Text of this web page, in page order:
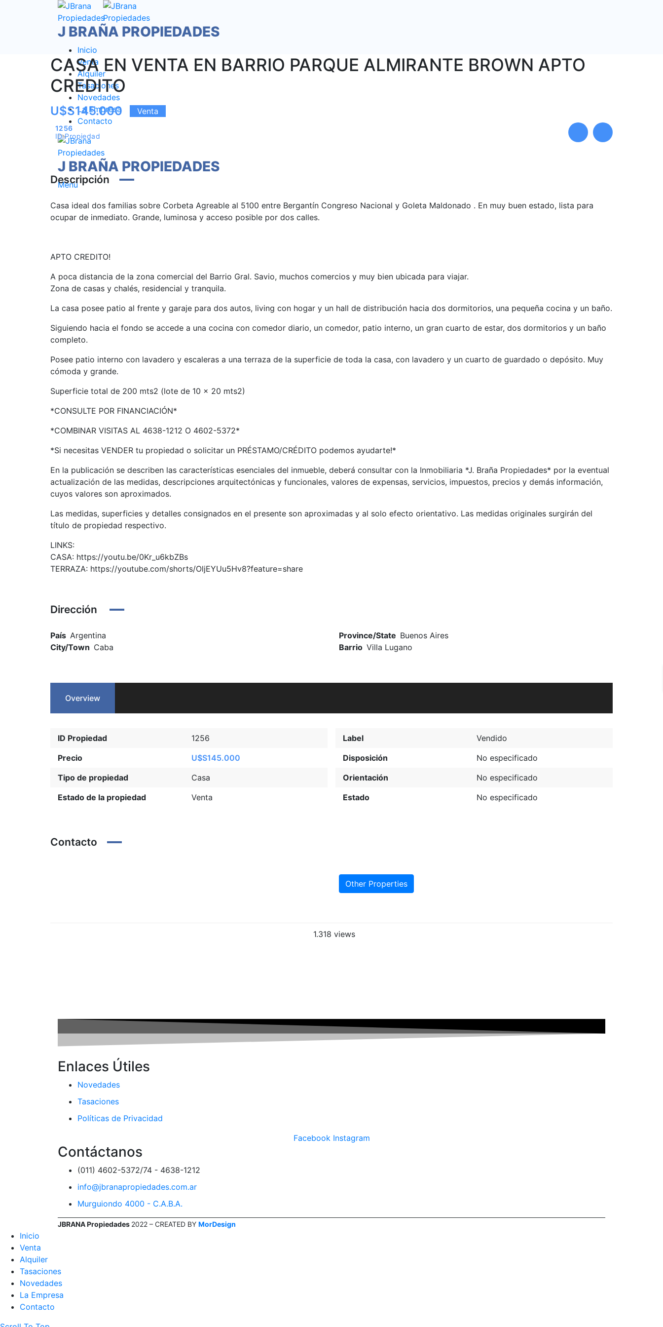
J BRAÑA PROPIEDADES
Inicio
Venta
Alquiler
Tasaciones
Novedades
La Empresa
Contacto
J BRAÑA PROPIEDADES
Menú
CASA EN VENTA EN BARRIO PARQUE ALMIRANTE BROWN APTO
CREDITO
U$S145.000 Venta
1256
ID Propiedad
Descripción
Casa ideal dos familias sobre Corbeta Agreable al 5100 entre Bergantín Congreso Nacional y Goleta Maldonado . En muy buen estado, lista para
ocupar de inmediato. Grande, luminosa y acceso posible por dos calles.
APTO CREDITO!
A poca distancia de la zona comercial del Barrio Gral. Savio, muchos comercios y muy bien ubicada para viajar.
Zona de casas y chalés, residencial y tranquila.
La casa posee patio al frente y garaje para dos autos, living con hogar y un hall de distribución hacia dos dormitorios, una pequeña cocina y un baño.
Siguiendo hacia el fondo se accede a una cocina con comedor diario, un comedor, patio interno, un gran cuarto de estar, dos dormitorios y un baño
completo.
Posee patio interno con lavadero y escaleras a una terraza de la superficie de toda la casa, con lavadero y un cuarto de guardado o depósito. Muy
cómoda y grande.
Superficie total de 200 mts2 (lote de 10 x 20 mts2)
*CONSULTE POR FINANCIACIÓN*
*COMBINAR VISITAS AL 4638-1212 O 4602-5372*
*Si necesitas VENDER tu propiedad o solicitar un PRÉSTAMO/CRÉDITO podemos ayudarte!*
En la publicación se describen las características esenciales del inmueble, deberá consultar con la Inmobiliaria *J. Braña Propiedades* por la eventual
actualización de las medidas, descripciones arquitectónicas y funcionales, valores de expensas, servicios, impuestos, precios y demás información,
cuyos valores son aproximados.
Las medidas, superficies y detalles consignados en el presente son aproximadas y al solo efecto orientativo. Las medidas originales surgirán del
título de propiedad respectivo.
LINKS:
CASA: https://youtu.be/0Kr_u6kbZBs
TERRAZA: https://youtube.com/shorts/OljEYUu5Hv8?feature=share
Dirección
País Argentina Province/State Buenos Aires
City/Town Caba Barrio Villa Lugano
Overview
ID Propiedad
1256
Precio
U$S145.000
Tipo de propiedad
Casa
Estado de la propiedad
Venta
Label
Vendido
Disposición
No especificado
Orientación
No especificado
Estado
No especificado
Contacto
Other Properties
1.318 views
Enlaces Útiles
Novedades
Tasaciones
Políticas de Privacidad
Facebook Instagram
Contáctanos
(011) 4602-5372/74 - 4638-1212
info@jbranapropiedades.com.ar
Murguiondo 4000 - C.A.B.A.
JBRANA Propiedades 2022 – CREATED BY MorDesign
Inicio
Venta
Alquiler
Tasaciones
Novedades
La Empresa
Contacto